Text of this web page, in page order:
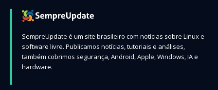
SempreUpdate é um site brasileiro com notícias sobre Linux e
software livre. Publicamos notícias, tutoriais e análises,
também cobrimos segurança, Android, Apple, Windows, IA e
hardware.